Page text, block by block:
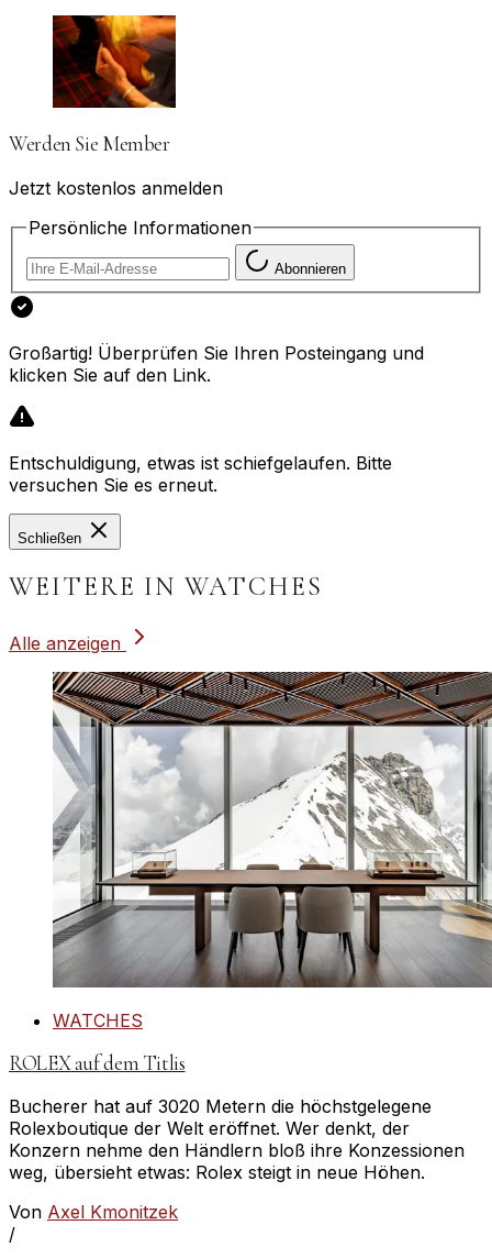
Werden Sie Member
Jetzt kostenlos anmelden
Persönliche Informationen
Abonnieren
Großartig! Überprüfen Sie Ihren Posteingang und
klicken Sie auf den Link.
Entschuldigung, etwas ist schiefgelaufen. Bitte
versuchen Sie es erneut.
Schließen
WEITERE IN WATCHES
Alle anzeigen
WATCHES
ROLEX auf dem Titlis
Bucherer hat auf 3020 Metern die höchstgelegene
Rolexboutique der Welt eröffnet. Wer denkt, der
Konzern nehme den Händlern bloß ihre Konzessionen
weg, übersieht etwas: Rolex steigt in neue Höhen.
Von Axel Kmonitzek
/